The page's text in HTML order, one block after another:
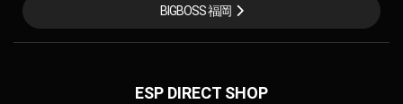
BIGBOSS 福岡
ESP DIRECT SHOP